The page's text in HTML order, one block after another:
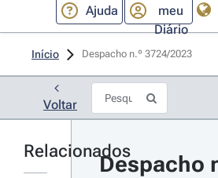
Ajuda
meu
Diário
Início Despacho n.º 3724/2023
Voltar
Relacionados
Despacho